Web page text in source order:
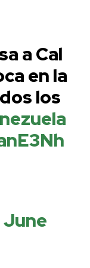
a Cal
en la
los
June